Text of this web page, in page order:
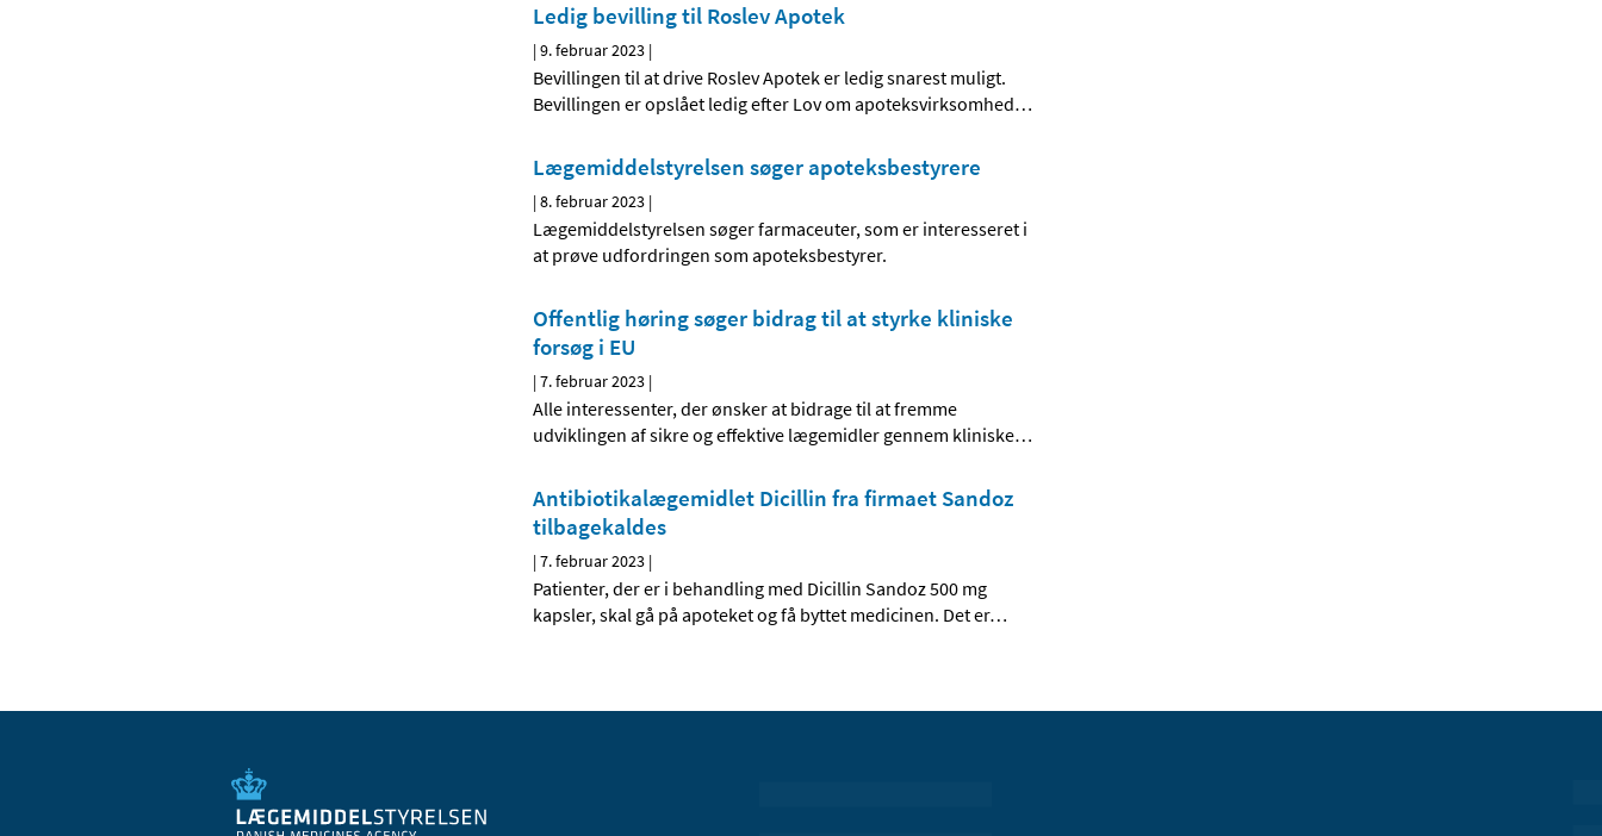
Ledig bevilling til Roslev Apotek
|9. februar 2023 |
Bevillingen til at drive Roslev Apotek er ledig snarest muligt.
Bevillingen er opslået ledig efter Lov om apoteksvirksomhed…
Lægemiddelstyrelsen søger apoteksbestyrere
|8. februar 2023 |
Lægemiddelstyrelsen søger farmaceuter, som er interesseret i
at prøve udfordringen som apoteksbestyrer.
Offentlig høring søger bidrag til at styrke kliniske
forsøg i EU
|7. februar 2023 |
Alle interessenter, der ønsker at bidrage til at fremme
udviklingen af sikre og effektive lægemidler gennem kliniske…
Antibiotikalægemidlet Dicillin fra firmaet Sandoz
tilbagekaldes
|7. februar 2023 |
Patienter, der er i behandling med Dicillin Sandoz 500 mg
kapsler, skal gå på apoteket og få byttet medicinen. Det er…